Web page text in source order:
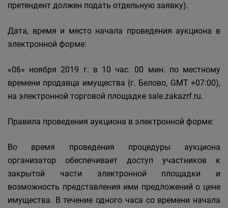
претендент должен подать отдельную заявку).
Дата, время и место начала проведения аукциона в
электронной форме:
«06» ноября 2019 г. в 10 час. 00 мин. по местному
времени продавца имущества (г. Белово, GMT +07:00),
на электронной торговой площадке sale.zakazrf.ru.
Правила проведения аукциона в электронной форме:
Во время проведения процедуры аукциона
организатор обеспечивает доступ участников к
закрытой части электронной площадки и
возможность представления ими предложений о цене
имущества. В течение одного часа со времени начала